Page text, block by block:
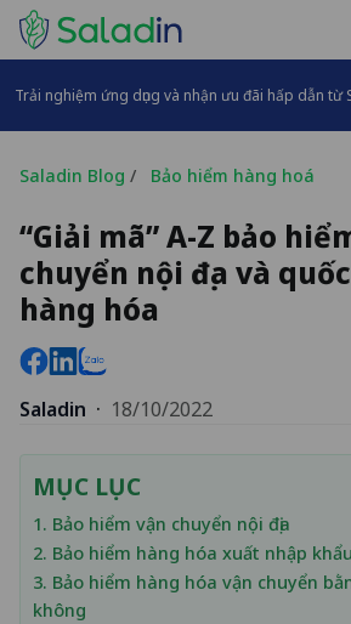
Trải nghiệm ứng dụng và nhận ưu đãi hấp dẫn từ
Saladin Blog / Bảo hiểm hàng hoá
“Giải mã” A-Z bảo
chuyển nội địa và
hàng hóa
Saladin · 18/10/2022
MỤC LỤC
1. Bảo hiểm vận chuyển nội địa
2. Bảo hiểm hàng hóa xuất nhập khẩu
3. Bảo hiểm hàng hóa vận chuyển
không